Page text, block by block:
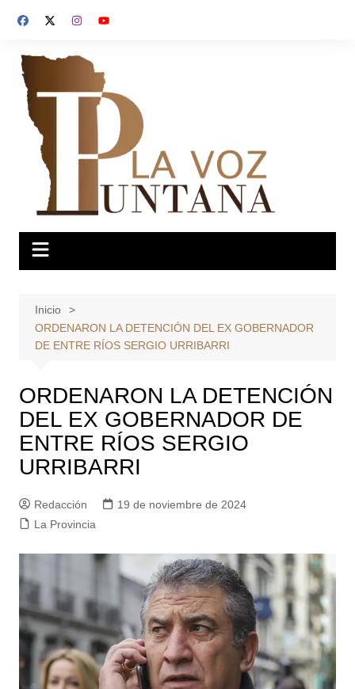
Inicio
ORDENARON LA DETENCIÓN DEL EX GOBERNADOR
DE ENTRE RÍOS SERGIO URRIBARRI
ORDENARON LA DETENCIÓN
DEL EX GOBERNADOR DE
ENTRE RÍOS SERGIO
URRIBARRI
Redacción
19 de noviembre de 2024
La Provincia